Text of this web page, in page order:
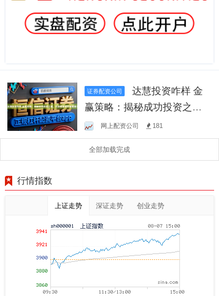
证券配资公司
达慧投资咋样 金
赢策略：揭秘成功投资之
道，开启财富增长新篇章！
网上配资公司 181
全部加载完成
行情指数
上证走势 深证走势 创业走势